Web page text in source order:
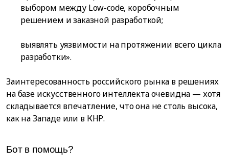
выбором между Low-code, коробочным
решением и заказной разработкой;
выявлять уязвимости на протяжении всего цикла
разработки».
Заинтересованность российского рынка в решениях
на базе искусственного интеллекта очевидна — хотя
складывается впечатление, что она не столь высока,
как на Западе или в КНР.
Бот в помощь?